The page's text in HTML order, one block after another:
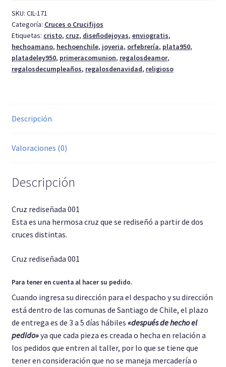
SKU: CIL-171
Categoría: Cruces o Crucifijos
Etiquetas: cristo, cruz, diseñodejoyas, enviogratis,
hechoamano, hechoenchile, joyeria, orfebrería, plata950,
platadeley950, primeracomunion, regalosdeamor,
regalosdecumpleaños, regalosdenavidad, religioso
Descripción
Valoraciones (0)
Descripción
Cruz rediseñada 001
Esta es una hermosa cruz que se rediseñó a partir de dos
cruces distintas.
Cruz rediseñada 001
Para tener en cuenta al hacer su pedido.
Cuando ingresa su dirección para el despacho y su dirección
está dentro de las comunas de Santiago de Chile, el plazo
de entrega es de 3 a 5 días hábiles «después de hecho el
pedido»ya que cada pieza es creada o hecha en relación a
los pedidos que entren al taller, por lo que se tiene que
tener en consideración que no se maneja mercadería o